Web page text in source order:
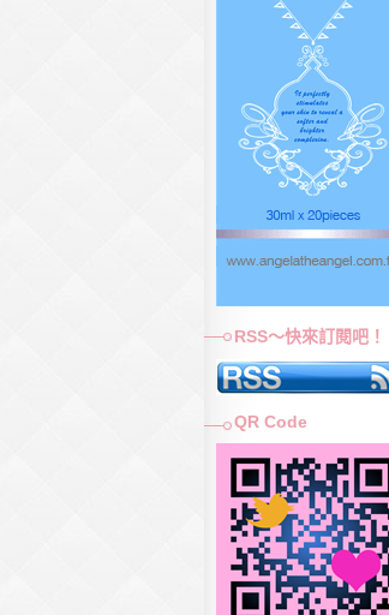
RSS～快來訂閱吧！
QR Code